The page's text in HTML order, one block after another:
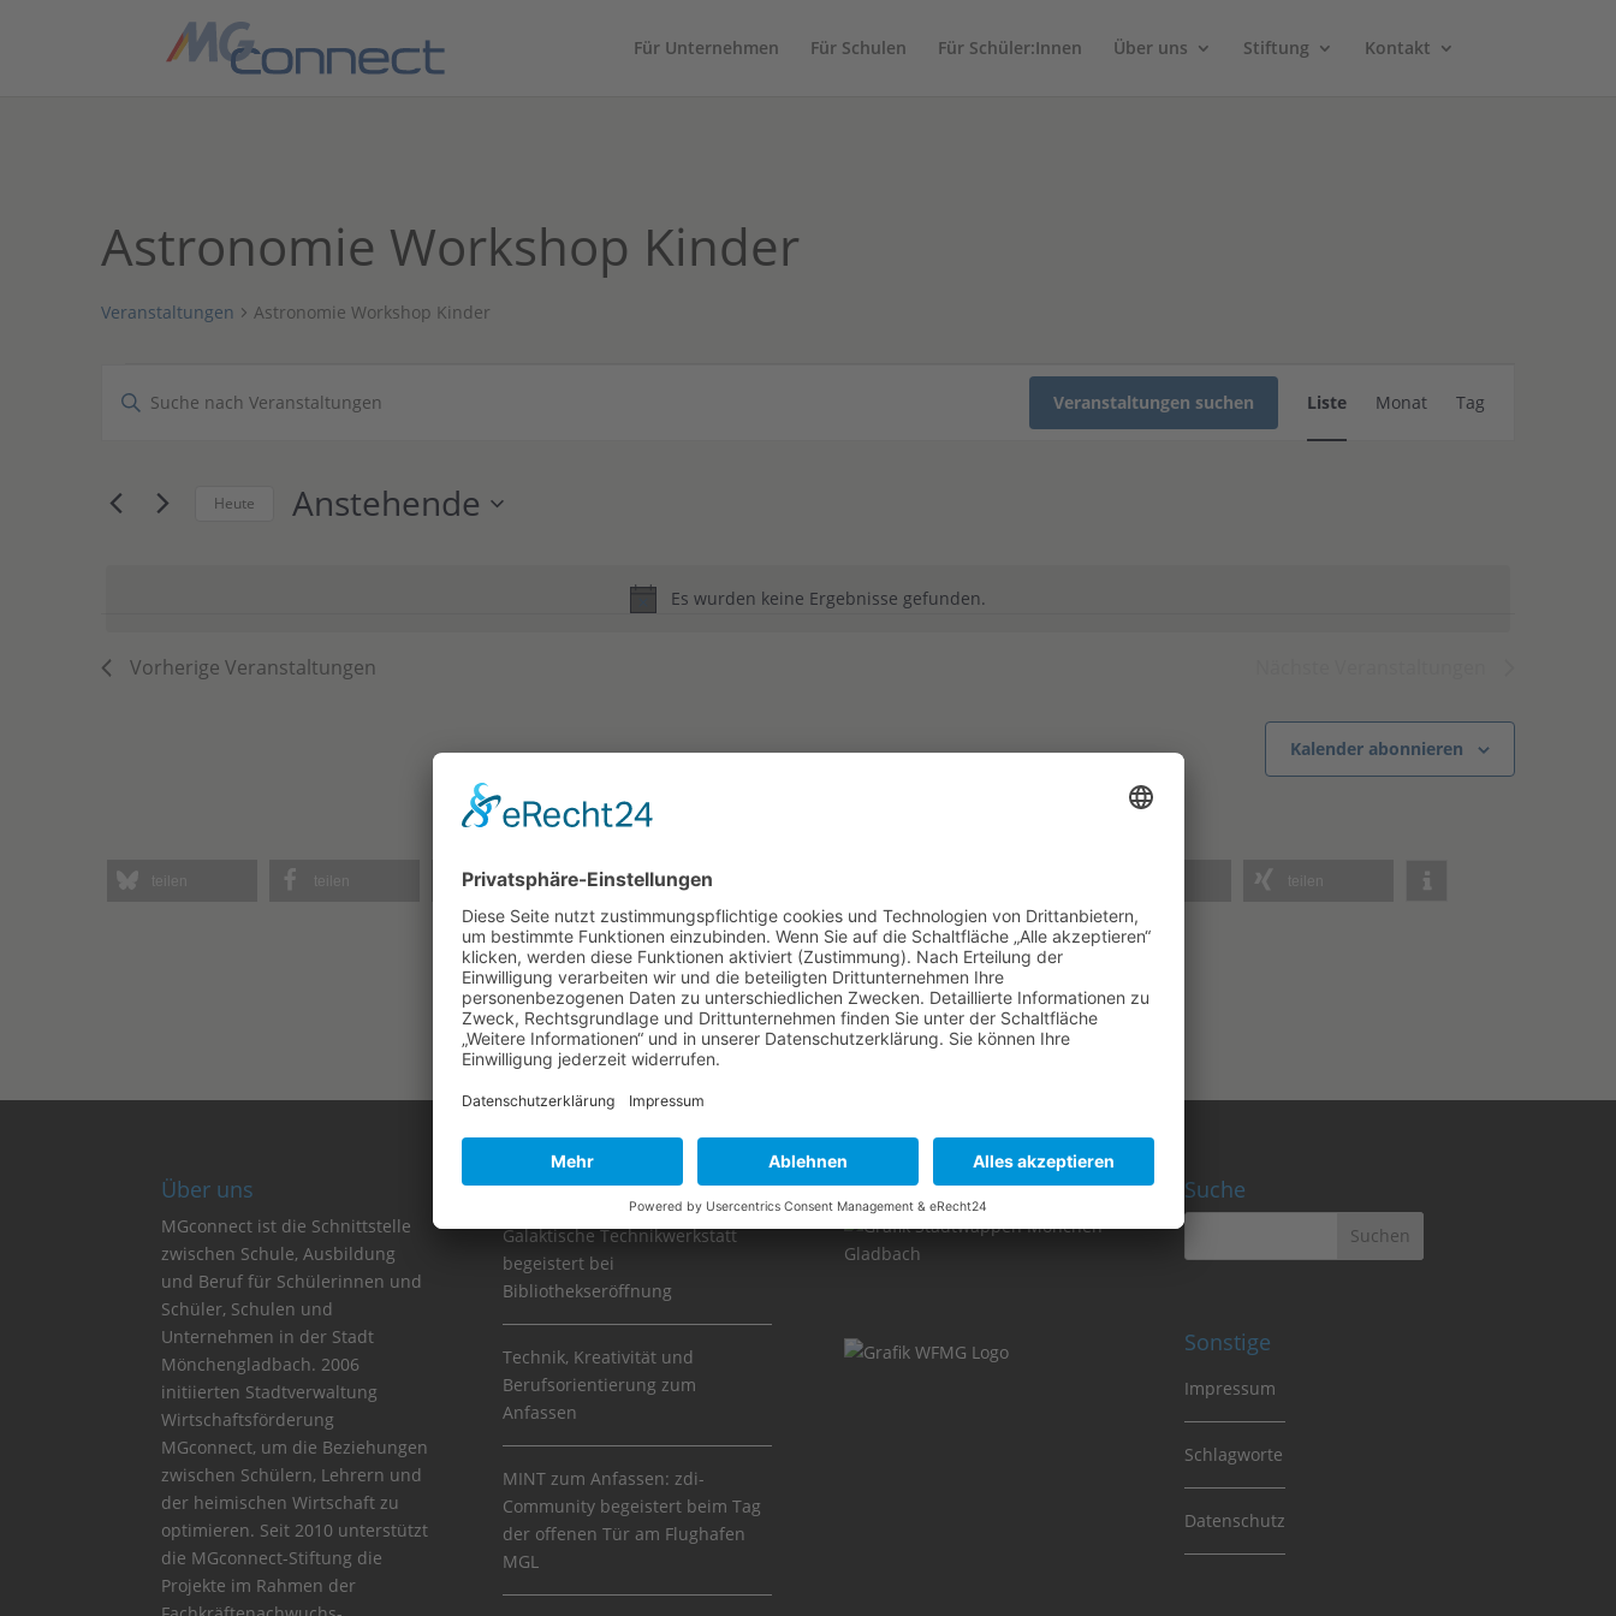
Für Unternehmen Für Schulen Für Schüler:Innen Über uns Stiftung Kontakt
Astronomie Workshop Kinder
Veranstaltungen Astronomie Workshop Kinder
Hinweis
Es wurden keine Ergebnisse gefunden.
Suche
Navigation
Bitte
Schlüsselwort
nach
Veranstaltungen suchen Ansichten-
Liste Monat Tag
Heute Anstehende
Vorherige Veranstaltungen
Kalender abonnieren
teilen teilen
Über uns
MGconnect ist die Schnittstelle
zwischen Schule, Ausbildung
und Beruf für Schülerinnen und
Schüler, Schulen und
Unternehmen in der Stadt
Mönchengladbach. 2006
initiierten Stadtverwaltung
Wirtschaftsförderung
MGconnect, um die Beziehungen
zwischen Schülern, Lehrern und
der heimischen Wirtschaft zu
optimieren. Seit 2010 unterstützt
die MGconnect-Stiftung die
Projekte im Rahmen der
News
Galaktische Technikwerkstatt
begeistert bei
Bibliothekseröffnung
Technik, Kreativität und
Berufsorientierung zum
Anfassen
MINT zum Anfassen: zdi-
Community begeistert beim Tag
der offenen Tür am Flughafen
MGL
Partner Suche
Sonstige
Impressum
Schlagworte
Datenschutz